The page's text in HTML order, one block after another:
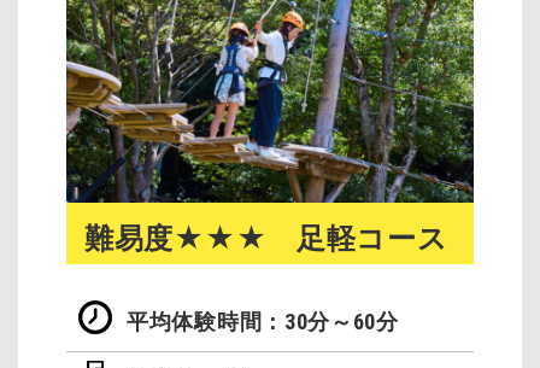
難易度★★★ 足軽コース
平均体験時間：30分～60分